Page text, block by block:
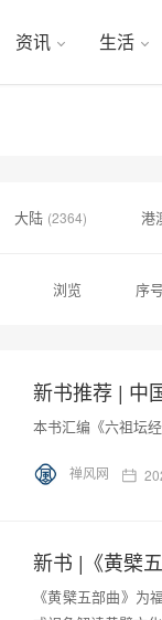
资讯 生活
大陆 (2364) 港
浏览 序号
本书汇编《六祖坛
禅风网
新书 |《黄檗
《黄檗五部曲》为